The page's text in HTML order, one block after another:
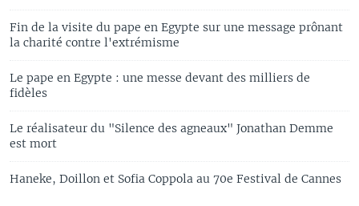
Fin de la visite du pape en Egypte sur une message prônant
la charité contre l'extrémisme
Le pape en Egypte : une messe devant des milliers de
fidèles
Le réalisateur du "Silence des agneaux" Jonathan Demme
est mort
Haneke, Doillon et Sofia Coppola au 70e Festival de Cannes